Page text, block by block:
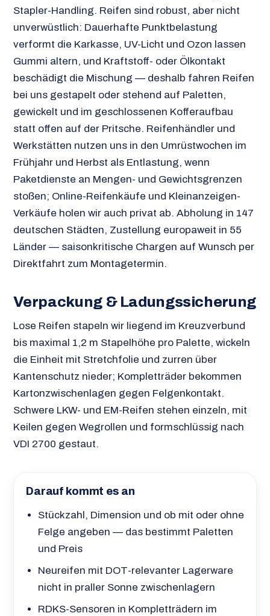
Stapler-Handling. Reifen sind robust, aber nicht
unverwüstlich: Dauerhafte Punktbelastung
verformt die Karkasse, UV-Licht und Ozon lassen
Gummi altern, und Kraftstoff- oder Ölkontakt
beschädigt die Mischung — deshalb fahren Reifen
bei uns gestapelt oder stehend auf Paletten,
gewickelt und im geschlossenen Kofferaufbau
statt offen auf der Pritsche. Reifenhändler und
Werkstätten nutzen uns in den Umrüstwochen im
Frühjahr und Herbst als Entlastung, wenn
Paketdienste an Mengen- und Gewichtsgrenzen
stoßen; Online-Reifenkäufe und Kleinanzeigen-
Verkäufe holen wir auch privat ab. Abholung in 147
deutschen Städten, Zustellung europaweit in 55
Länder — saisonkritische Chargen auf Wunsch per
Direktfahrt zum Montagetermin.
Verpackung & Ladungssicherung
Lose Reifen stapeln wir liegend im Kreuzverbund
bis maximal 1,2 m Stapelhöhe pro Palette, wickeln
die Einheit mit Stretchfolie und zurren über
Kantenschutz nieder; Kompletträder bekommen
Kartonzwischenlagen gegen Felgenkontakt.
Schwere LKW- und EM-Reifen stehen einzeln, mit
Keilen gegen Wegrollen und formschlüssig nach
VDI 2700 gestaut.
Darauf kommt es an
Stückzahl, Dimension und ob mit oder ohne
Felge angeben — das bestimmt Paletten
und Preis
Neureifen mit DOT-relevanter Lagerware
nicht in praller Sonne zwischenlagern
RDKS-Sensoren in Kompletträdern im